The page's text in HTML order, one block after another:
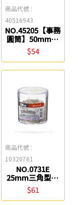
商品代號 :
40516943
NO.45205【事務
圓筒】50mm銀
色圓型迴紋針
ABEL
$54
商品代號 :
10320761
NO.0731E
25mm三角型迴
紋針 SDI
$61